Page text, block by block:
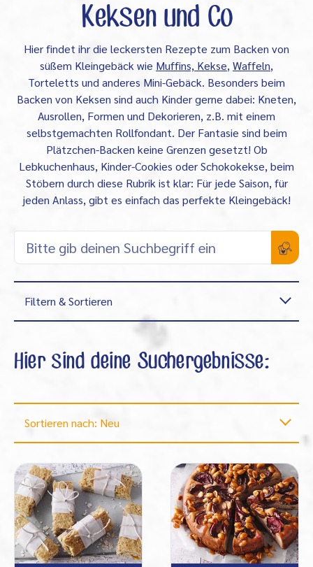
Keksen und Co
Hier findet ihr die leckersten Rezepte zum Backen von
süßem Kleingebäck wie Muffins, Kekse,Waffeln,
Torteletts und anderes Mini-Gebäck. Besonders beim
Backen von Keksen sind auch Kinder gerne dabei: Kneten,
Ausrollen, Formen und Dekorieren, z.B. mit einem
selbstgemachten Rollfondant. Der Fantasie sind beim
Plätzchen-Backen keine Grenzen gesetzt! Ob
Lebkuchenhaus, Kinder-Cookies oder Schokokekse, beim
Stöbern durch diese Rubrik ist klar: Für jede Saison, für
jeden Anlass, gibt es einfach das perfekte Kleingebäck!
Filtern & Sortieren
Hier sind deine Suchergebnisse:
Sortieren nach: Neu